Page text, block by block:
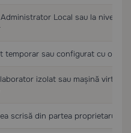
Local sau la nivel
temporar sau configurat cu o
izolat sau mașină
scrisă din partea proprietarului